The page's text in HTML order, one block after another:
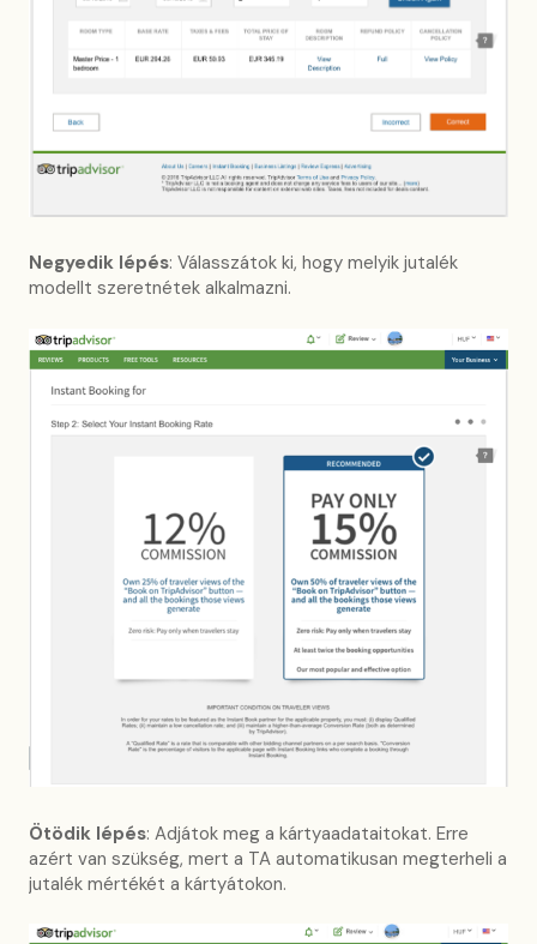
Negyedik lépés: Válasszátok ki, hogy melyik jutalék
modellt szeretnétek alkalmazni.
Ötödik lépés: Adjátok meg a kártyaadataitokat. Erre
azért van szükség, mert a TA automatikusan megterheli a
jutalék mértékét a kártyátokon.